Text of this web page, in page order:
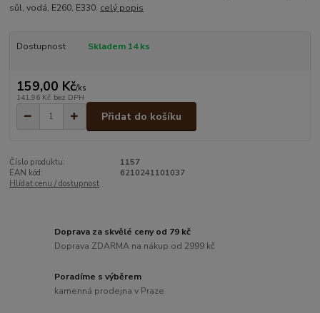
sůl, vodá, E260, E330. celý popis
Dostupnost Skladem 14 ks
159,00 Kč/ks
141,96 Kč bez DPH
Přidat do košíku
Číslo produktu:
1157
EAN kód:
6210241101037
Hlídat cenu / dostupnost
Doprava za skvělé ceny od 79 kč
Doprava ZDARMA na nákup od 2999 kč
Poradíme s výběrem
kamenná prodejna v Praze